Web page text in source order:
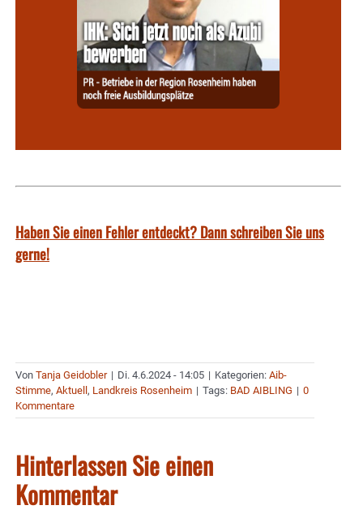
Haben Sie einen Fehler entdeckt? Dann schreiben Sie uns
gerne!
Von Tanja Geidobler | Di. 4.6.2024 - 14:05 | Kategorien: Aib-
Stimme, Aktuell , Landkreis Rosenheim | Tags: BAD AIBLING | 0
Kommentare
Hinterlassen Sie einen
Kommentar